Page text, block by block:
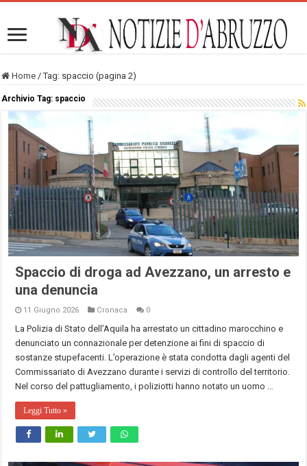
Home / Tag: spaccio (pagina 2)
Archivio Tag: spaccio
Spaccio di droga ad Avezzano, un arresto e
una denuncia
11 Giugno 2026 Cronaca 0
La Polizia di Stato dell’Aquila ha arrestato un cittadino marocchino e
denunciato un connazionale per detenzione ai fini di spaccio di
sostanze stupefacenti. L’operazione è stata condotta dagli agenti del
Commissariato di Avezzano durante i servizi di controllo del territorio.
Nel corso del pattugliamento, i poliziotti hanno notato un uomo …
Leggi Tutto »